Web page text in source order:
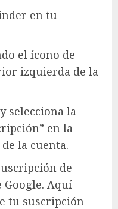
en tu
el ícono de
izquierda de la
selecciona la
en la
la cuenta.
de
Google. Aquí
tu suscripción